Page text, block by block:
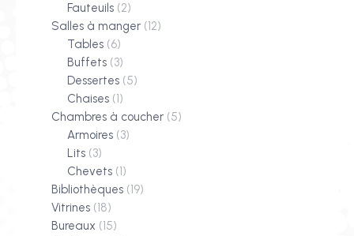
Fauteuils (2)
Salles à manger (12)
Tables (6)
Buffets (3)
Dessertes (5)
Chaises (1)
Chambres à coucher (5)
Armoires (3)
Lits (3)
Chevets (1)
Bibliothèques (19)
Vitrines (18)
Bureaux (15)